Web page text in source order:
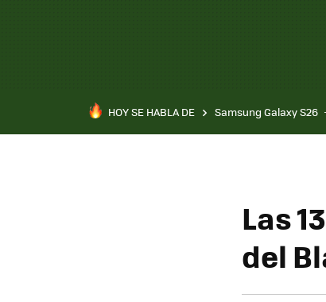
HOY SE HABLA DE Samsung Galaxy S26
Las
del